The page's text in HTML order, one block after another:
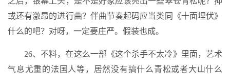
或还有激昂的进行曲？伴曲节奏起码应当类同《十面埋伏》
什么的吧？对呀，一定要庄严。假装也成。
26、不料，在这么一部《这个杀手不太冷》里面，艺术
气息尤重的法国人等，居然没有搞什么青松或者大山什么